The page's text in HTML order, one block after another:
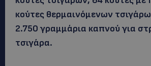
κούτες θερμαινόμενων
2.750 γραμμάρια καπνού για
τσιγάρα.